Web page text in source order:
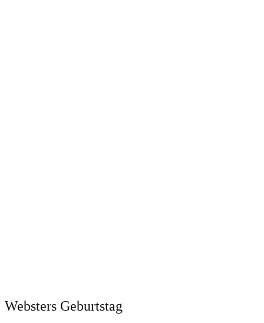
Websters Geburtstag